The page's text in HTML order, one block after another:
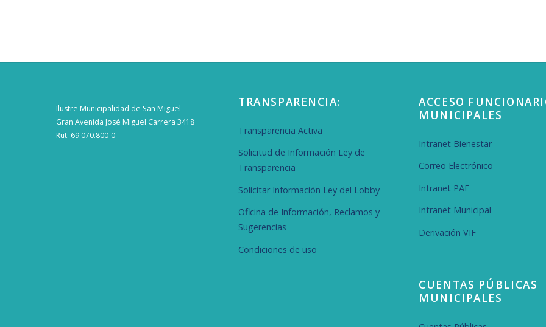
Ilustre Municipalidad de San Miguel
Gran Avenida José Miguel Carrera 3418
Rut: 69.070.800-0
TRANSPARENCIA:
Transparencia Activa
Solicitud de Información Ley de
Transparencia
Solicitar Información Ley del Lobby
Oficina de Información, Reclamos y
Sugerencias
Condiciones de uso
ACCESO
MUNICIPALES
Intranet Bienestar
Correo Electrónico
Intranet PAE
Intranet Municipal
Derivación VIF
CUENTAS PÚBLICAS
MUNICIPALES